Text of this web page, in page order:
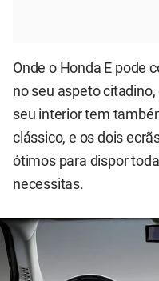
Onde o Honda E pode
no seu aspeto
seu interior tem
clássico, e os dois
ótimos para dispor
necessitas.